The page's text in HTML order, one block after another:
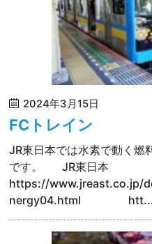
2024年3月15日
FCトレイン
JR東日本では水素で動く燃
です。 JR東日本
https://www.jreast.co.jp/
nergy04.html